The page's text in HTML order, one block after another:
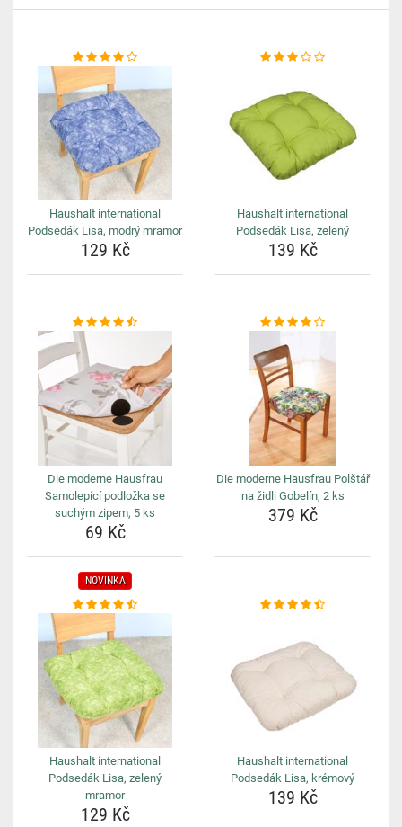
Haushalt international
Podsedák Lisa, modrý mramor
129 Kč
Haushalt international
Podsedák Lisa, zelený
139 Kč
Die moderne Hausfrau
Samolepící podložka se
suchým zipem, 5 ks
69 Kč
Die moderne Hausfrau Polštář
na židli Gobelín, 2 ks
379 Kč
NOVINKA
Haushalt international
Podsedák Lisa, zelený
mramor
129 Kč
Haushalt international
Podsedák Lisa, krémový
139 Kč